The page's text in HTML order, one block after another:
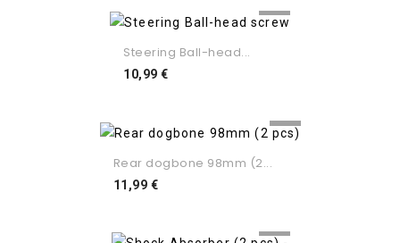
Steering Ball-head...
10,99 €Preço
Rear dogbone 98mm (2...
11,99 €Preço